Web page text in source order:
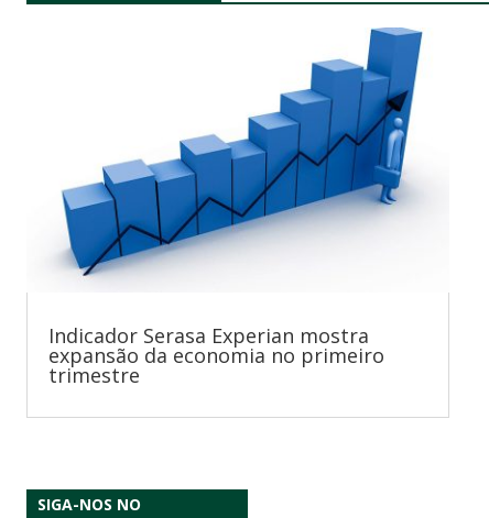
Indicador Serasa Experian mostra
expansão da economia no primeiro
trimestre
SIGA-NOS NO